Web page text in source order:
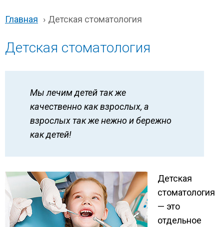
Главная › Детская стоматология
Детская стоматология
Мы лечим детей так же
качественно как взрослых, а
взрослых так же нежно и бережно
как детей!
Детская
стоматология
— это
отдельное